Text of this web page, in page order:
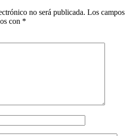
no será publicada. Los campos
con *